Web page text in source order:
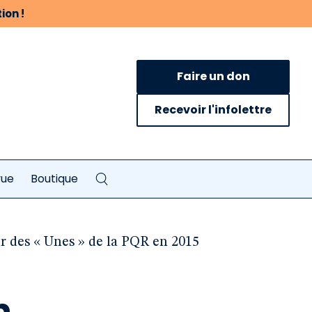
!
Faire un don
Recevoir l'infolettre
Boutique
« Unes » de la PQR en 2015